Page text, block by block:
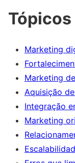
Marketing
Marketing
Aquisição
Integração
Marketing